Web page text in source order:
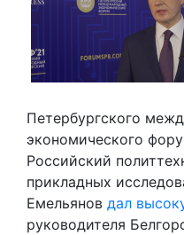
Петербургского
экономического
Российский
прикладных
Емельянов дал
руководителя